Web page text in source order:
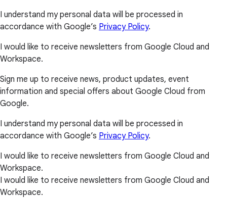
I understand my personal data will be processed in
accordance with Google’s Privacy Policy.
I would like to receive newsletters from Google Cloud and
Workspace.
Sign me up to receive news, product updates, event
information and special offers about Google Cloud from
Google.
I understand my personal data will be processed in
accordance with Google’s Privacy Policy.
I would like to receive newsletters from Google Cloud and
Workspace.
I would like to receive newsletters from Google Cloud and
Workspace.